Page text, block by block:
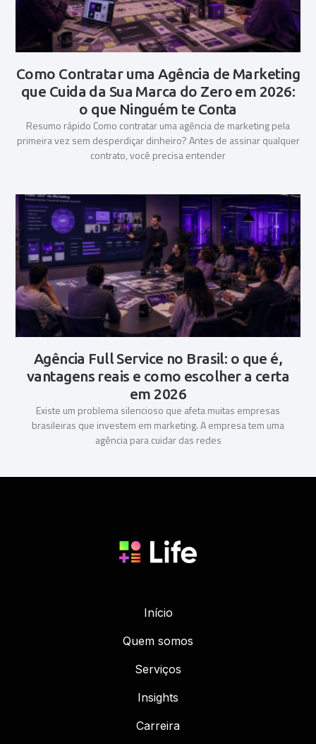
Como Contratar uma Agência de Marketing
que Cuida da Sua Marca do Zero em 2026:
o que Ninguém te Conta
Resumo rápido Como contratar uma agência de marketing pela
primeira vez sem desperdiçar dinheiro? Antes de assinar qualquer
contrato, você precisa entender
Agência Full Service no Brasil: o que é,
vantagens reais e como escolher a certa
em 2026
Existe um problema silencioso que afeta muitas empresas
brasileiras que investem em marketing. A empresa tem uma
agência para cuidar das redes
Início
Quem somos
Serviços
Insights
Carreira